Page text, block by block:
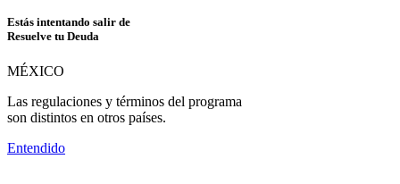
Estás intentando salir de
Resuelve tu Deuda
MÉXICO
Las regulaciones y términos del programa
son distintos en otros países.
Entendido